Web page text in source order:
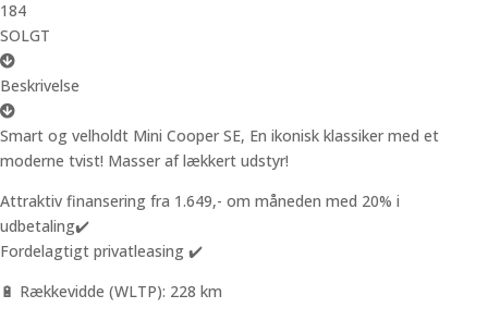
184
SOLGT
Beskrivelse
Smart og velholdt Mini Cooper SE, En ikonisk klassiker med et
moderne tvist! Masser af lækkert udstyr!
Attraktiv finansering fra 1.649,- om måneden med 20% i
udbetaling✔️
Fordelagtigt privatleasing ✔️
🔋 Rækkevidde (WLTP): 228 km